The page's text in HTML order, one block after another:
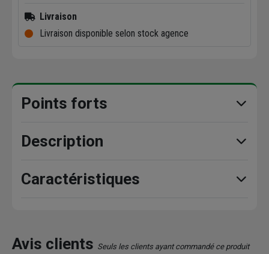
Livraison
Livraison disponible selon stock agence
Points forts
Description
Caractéristiques
Avis clients Seuls les clients ayant commandé ce produit